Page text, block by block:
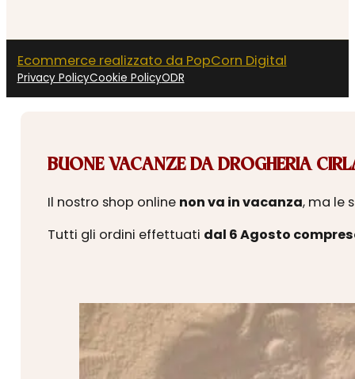
Ecommerce realizzato da PopCorn Digital
Privacy PolicyCookie PolicyODR
BUONE VACANZE DA DROGHERIA
Il nostro shop online non va in vacanza, ma le
Tutti gli ordini effettuati dal 6 Agosto